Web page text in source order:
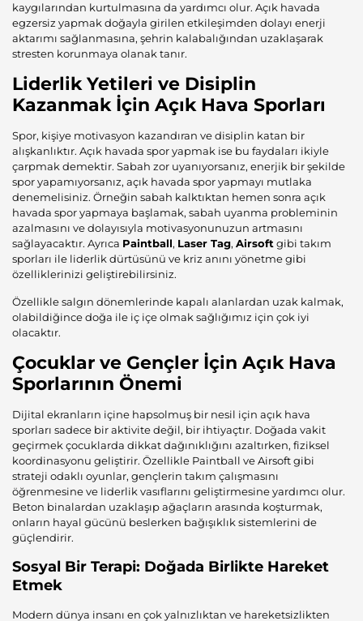
kaygılarından kurtulmasına da yardımcı olur. Açık havada
egzersiz yapmak doğayla girilen etkileşimden dolayı enerji
aktarımı sağlanmasına, şehrin kalabalığından uzaklaşarak
stresten korunmaya olanak tanır.
Liderlik Yetileri ve Disiplin
Kazanmak İçin Açık Hava Sporları
Spor, kişiye motivasyon kazandıran ve disiplin katan bir
alışkanlıktır. Açık havada spor yapmak ise bu faydaları ikiyle
çarpmak demektir. Sabah zor uyanıyorsanız, enerjik bir şekilde
spor yapamıyorsanız, açık havada spor yapmayı mutlaka
denemelisiniz. Örneğin sabah kalktıktan hemen sonra açık
havada spor yapmaya başlamak, sabah uyanma probleminin
azalmasını ve dolayısıyla motivasyonunuzun artmasını
sağlayacaktır. Ayrıca Paintball, Laser Tag, Airsoftgibi takım
sporları ile liderlik dürtüsünü ve kriz anını yönetme gibi
özelliklerinizi geliştirebilirsiniz.
Özellikle salgın dönemlerinde kapalı alanlardan uzak kalmak,
olabildiğince doğa ile iç içe olmak sağlığımız için çok iyi
olacaktır.
Çocuklar ve Gençler İçin Açık Hava
Sporlarının Önemi
Dijital ekranların içine hapsolmuş bir nesil için açık hava
sporları sadece bir aktivite değil, bir ihtiyaçtır. Doğada vakit
geçirmek çocuklarda dikkat dağınıklığını azaltırken, fiziksel
koordinasyonu geliştirir. Özellikle Paintball veAirsoftgibi
strateji odaklı oyunlar, gençlerin takım çalışmasını
öğrenmesine ve liderlik vasıflarını geliştirmesine yardımcı olur.
Beton binalardan uzaklaşıp ağaçların arasında koşturmak,
onların hayal gücünü beslerken bağışıklık sistemlerini de
güçlendirir.
Sosyal Bir Terapi: Doğada Birlikte Hareket
Etmek
Modern dünya insanı en çok yalnızlıktan ve hareketsizlikten